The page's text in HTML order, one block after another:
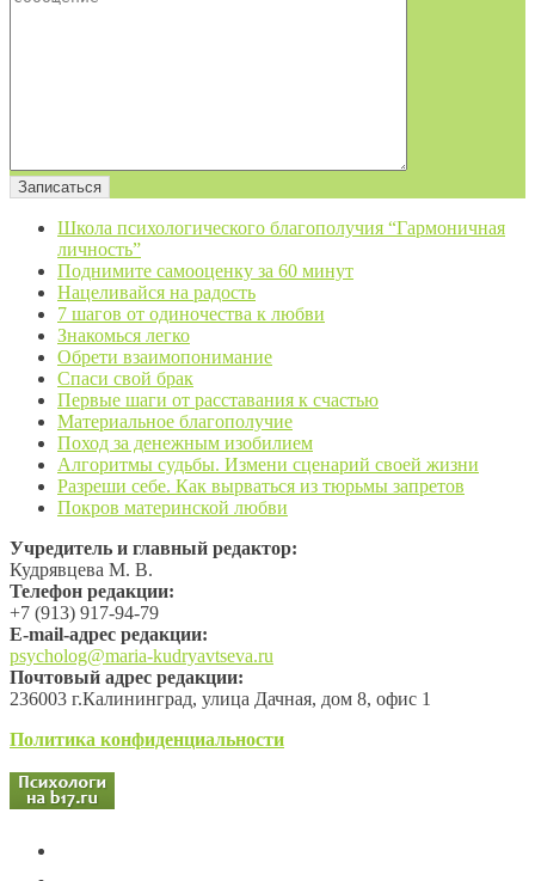
Школа психологического благополучия “Гармоничная
личность”
Поднимите самооценку за 60 минут
Нацеливайся на радость
7 шагов от одиночества к любви
Знакомься легко
Обрети взаимопонимание
Спаси свой брак
Первые шаги от расставания к счастью
Материальное благополучие
Поход за денежным изобилием
Алгоритмы судьбы. Измени сценарий своей жизни
Разреши себе. Как вырваться из тюрьмы запретов
Покров материнской любви
Учредитель и главный редактор:
Кудрявцева М. В.
Телефон редакции:
+7 (913) 917-94-79
Е-mail-адрес редакции:
psycholog@maria-kudryavtseva.ru
Почтовый адрес редакции:
236003 г.Калининград, улица Дачная, дом 8, офис 1
Политика конфиденциальности